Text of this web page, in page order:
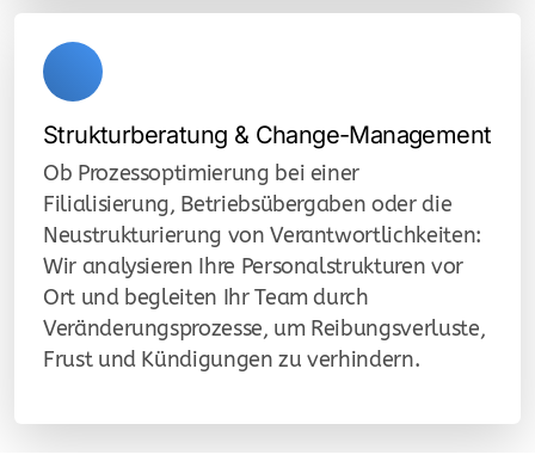
Strukturberatung & Change-Management
Ob Prozessoptimierung bei einer
Filialisierung, Betriebsübergaben oder die
Neustrukturierung von Verantwortlichkeiten:
Wir analysieren Ihre Personalstrukturen vor
Ort und begleiten Ihr Team durch
Veränderungsprozesse, um Reibungsverluste,
Frust und Kündigungen zu verhindern.